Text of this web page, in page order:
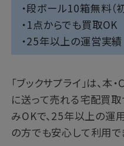
・段ボール10箱無料（
・1点からでも買取OK
・25年以上の運営実績
「ブックサプライ 」は、本
に送って売れる宅配買取
みOKで、25年以上の運
の方でも安心して利用で